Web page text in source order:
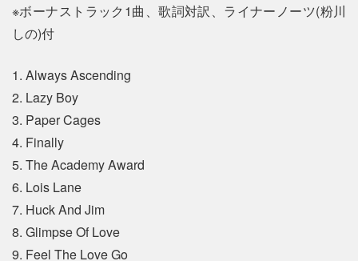
※ボーナストラック1曲、歌詞対訳、ライナーノーツ(粉川
しの)付
1. Always Ascending
2. Lazy Boy
3. Paper Cages
4. Finally
5. The Academy Award
6. Lois Lane
7. Huck And Jim
8. Glimpse Of Love
9. Feel The Love Go